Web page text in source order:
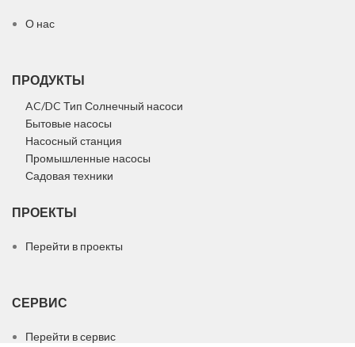
О нас
ПРОДУКТЫ
AC/DC Тип Солнечный насоси
Бытовые насосы
Насосный станция
Промышленные насосы
Садовая техники
ПРОЕКТЫ
Перейти в проекты
СЕРВИС
Перейти в сервис